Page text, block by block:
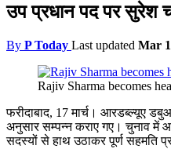
उप प्रधान पद पर सुरेश
By P Today Last updated Mar
Rajiv Sharma becomes
फरीदाबाद, 17 मार्च। आरडब्ल्यूए
अनुसार सम्पन्न कराए गए। चुनाव में
सदस्यों से हाथ उठाकर पूर्ण सहमति